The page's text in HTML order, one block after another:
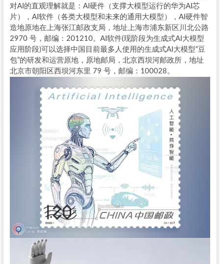
对AI的直观理解就是：AI硬件（支撑大模型运行的华为AI芯
片），AI软件（各类大模型和未来的通用大模型），AI硬件智
造地原地在上海张江邮政支局，地址上海市浦东新区川北公路
2970 号，邮编：201210。AI软件(现阶段为生成式AI大模型
应用阶段)可以选择中国目前最多人使用的生成式AI大模型“豆
包”的研发和运营原地，原地邮局，北京西坝河邮政所，地址
北京市朝阳区西坝河东里 79 号，邮编：100028。